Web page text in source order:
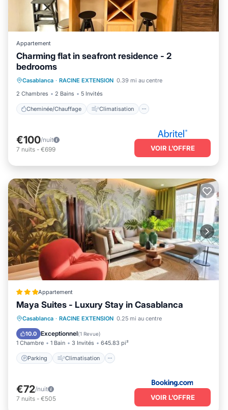
Appartement
Charming flat in seafront residence - 2
bedrooms
Casablanca · RACINE EXTENSION 0.39 mi au centre
2 Chambres
2 Bains 5 Invités
Cheminée/Chauffage Climatisation
Cheminée/Chauffage
Internet
Adapté aux enfants
€100/nuit
7 nuits - €699 VOIR L’OFFRE
Appartement
Maya Suites - Luxury Stay in Casablanca
Casablanca · RACINE EXTENSION 0.25 mi au centre
10.0 Exceptionnel(1 Revue)
1 Chambre 1 Bain 3 Invités 645.83 pi²
Parking Climatisation
Parking Climatisation
Internet
Adapté aux enfants
€72/nuit
7 nuits - €505 VOIR L’OFFRE